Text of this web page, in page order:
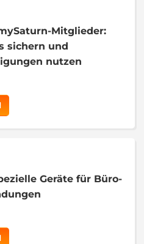
Mitglieder:
sichern und
nutzen
Geräte für Büro-